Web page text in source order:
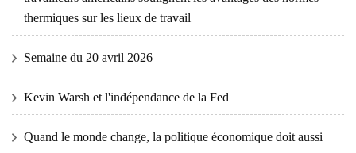
thermiques sur les lieux de travail
Semaine du 20 avril 2026
Kevin Warsh et l'indépendance de la Fed
Quand le monde change, la politique économique doit aussi